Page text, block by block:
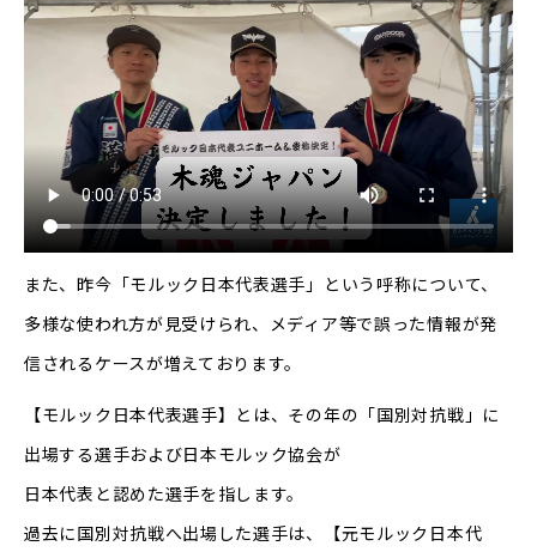
また、昨今「モルック日本代表選手」という呼称について、
多様な使われ方が見受けられ、メディア等で誤った情報が発
信されるケースが増えております。
【モルック日本代表選手】とは、その年の「国別対抗戦」に
出場する選手および日本モルック協会が
日本代表と認めた選手を指します。
過去に国別対抗戦へ出場した選手は、【元モルック日本代